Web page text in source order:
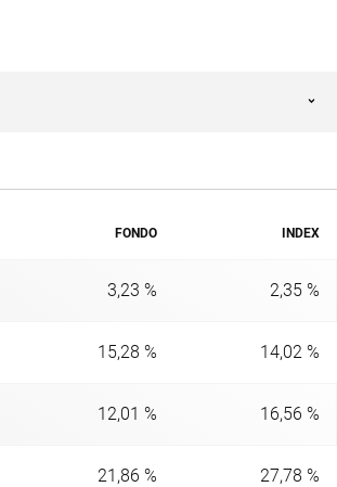
FONDO INDEX
3,23 % 2,35 %
15,28 % 14,02 %
12,01 % 16,56 %
21,86 % 27,78 %